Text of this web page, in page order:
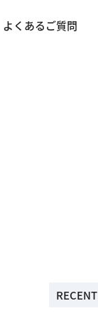
よくあるご質問
RECENT